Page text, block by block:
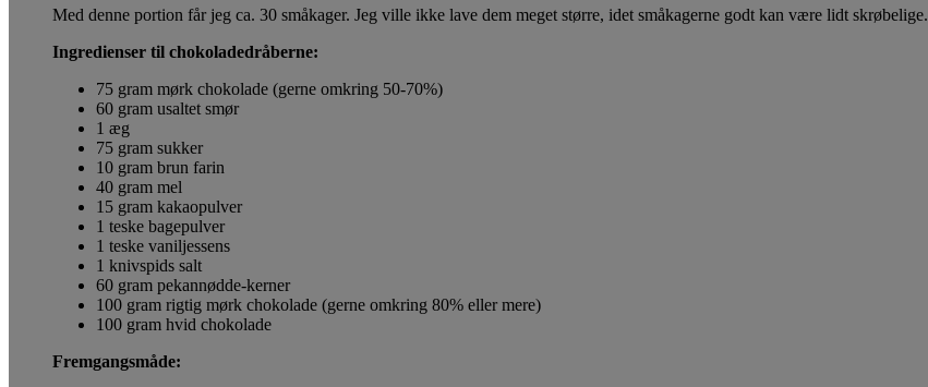
Med denne portion får jeg ca. 30 småkager. Jeg ville ikke lave dem meget større, idet småkagerne godt kan være lidt skrøbelige.
Ingredienser til chokoladedråberne:
75 gram mørk chokolade (gerne omkring 50-70%)
60 gram usaltet smør
1 æg
75 gram sukker
10 gram brun farin
40 gram mel
15 gram kakaopulver
1 teske bagepulver
1 teske vaniljessens
1 knivspids salt
60 gram pekannødde-kerner
100 gram rigtig mørk chokolade (gerne omkring 80% eller mere)
100 gram hvid chokolade
Fremgangsmåde: